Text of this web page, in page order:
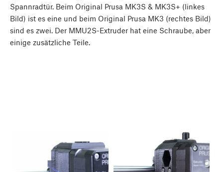
Spannradtür. Beim Original Prusa MK3S & MK3S+ (linkes
Bild) ist es eine und beim Original Prusa MK3 (rechtes Bild)
sind es zwei. Der MMU2S-Extruder hat eine Schraube, aber
einige zusätzliche Teile.